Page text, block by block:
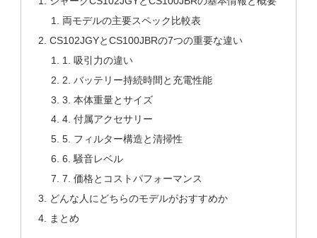
両モデルの主要スペック比較表
CS102JGYとCS100JBRの7つの重要な違い
1. 吸引力の違い
2. バッテリー持続時間と充電性能
3. 本体重量とサイズ
4. 付属アクセサリー
5. フィルター構造と清掃性
6. 騒音レベル
7. 価格とコストパフォーマンス
どんな人にどちらのモデルがおすすめか
まとめ